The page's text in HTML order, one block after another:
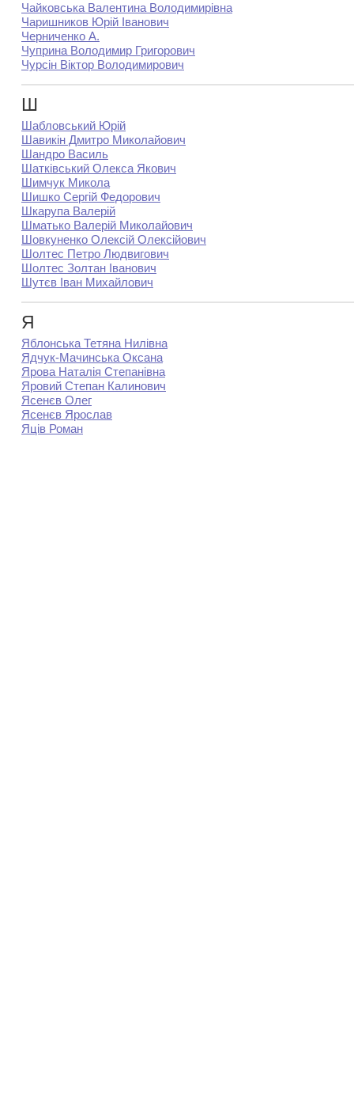
Чайковська Валентина Володимирівна
Чаришников Юрій Іванович
Черниченко А.
Чуприна Володимир Григорович
Чурсін Віктор Володимирович
Ш
Шабловський Юрій
Шавикін Дмитро Миколайович
Шандро Василь
Шатківський Олекса Якович
Шимчук Микола
Шишко Сергій Федорович
Шкарупа Валерій
Шматько Валерій Миколайович
Шовкуненко Олексій Олексійович
Шолтес Петро Людвигович
Шолтес Золтан Іванович
Шутєв Іван Михайлович
Я
Яблонська Тетяна Нилівна
Ядчук-Мачинська Оксана
Ярова Наталія Степанівна
Яровий Степан Калинович
Ясенєв Олег
Ясенєв Ярослав
Яців Роман